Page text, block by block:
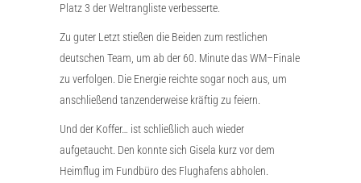
Platz 3 der Weltrangliste verbesserte.
Zu guter Letzt stießen die Beiden zum restlichen
deutschen Team, um ab der 60. Minute das WM–Finale
zu verfolgen. Die Energie reichte sogar noch aus, um
anschließend tanzenderweise kräftig zu feiern.
Und der Koffer… ist schließlich auch wieder
aufgetaucht. Den konnte sich Gisela kurz vor dem
Heimflug im Fundbüro des Flughafens abholen.